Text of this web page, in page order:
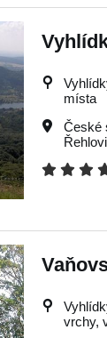
místa
České
vrchy,